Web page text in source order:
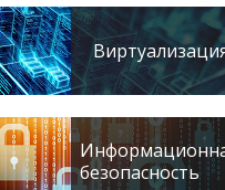
безопасность